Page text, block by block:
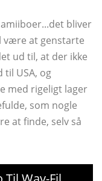
bliver
være at genstarte
ud til, at der ikke
USA, og
med rigeligt lager
som nogle
at finde, selv så